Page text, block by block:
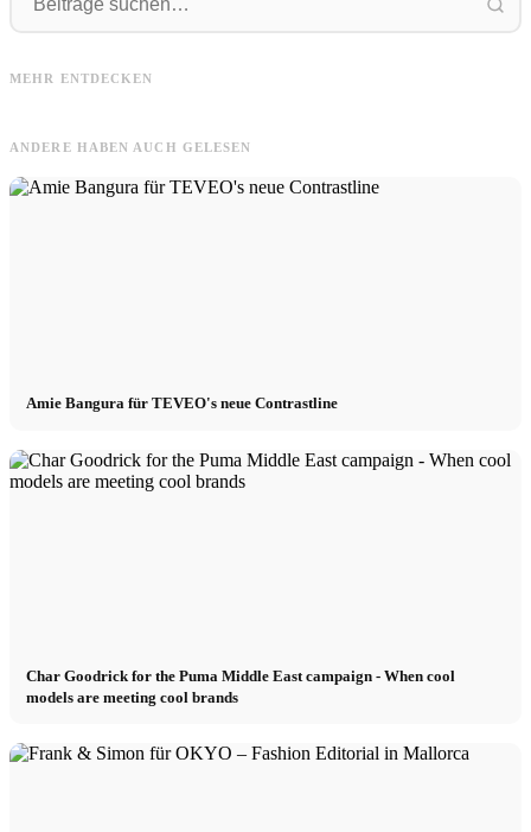
MEHR ENTDECKEN
Werbespot
ANDERE HABEN AUCH GELESEN
Amie Bangura für TEVEO's neue Contrastline
Char Goodrick for the Puma Middle East campaign - When cool
models are meeting cool brands